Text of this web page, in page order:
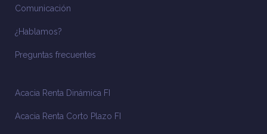
Comunicación
¿Hablamos?
Preguntas frecuentes
Acacia Renta Dinámica FI
Acacia Renta Corto Plazo FI